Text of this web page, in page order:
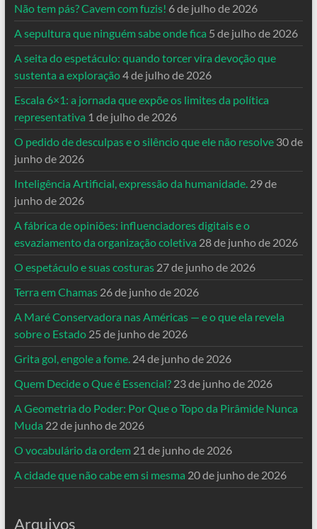
Não tem pás? Cavem com fuzis! 6 de julho de 2026
A sepultura que ninguém sabe onde fica 5 de julho de 2026
A seita do espetáculo: quando torcer vira devoção que
sustenta a exploração4 de julho de 2026
Escala 6×1: a jornada que expõe os limites da política
representativa 1 de julho de 2026
O pedido de desculpas e o silêncio que ele não resolve 30 de
junho de 2026
Inteligência Artificial, expressão da humanidade. 29 de
junho de 2026
A fábrica de opiniões: influenciadores digitais e o
esvaziamento da organização coletiva 28 de junho de 2026
O espetáculo e suas costuras 27 de junho de 2026
Terra em Chamas 26 de junho de 2026
A Maré Conservadora nas Américas — e o que ela revela
sobre o Estado 25 de junho de 2026
Grita gol, engole a fome. 24 de junho de 2026
Quem Decide o Que é Essencial? 23 de junho de 2026
A Geometria do Poder: Por Que o Topo da Pirâmide Nunca
Muda 22 de junho de 2026
O vocabulário da ordem 21 de junho de 2026
A cidade que não cabe em si mesma 20 de junho de 2026
Arquivos